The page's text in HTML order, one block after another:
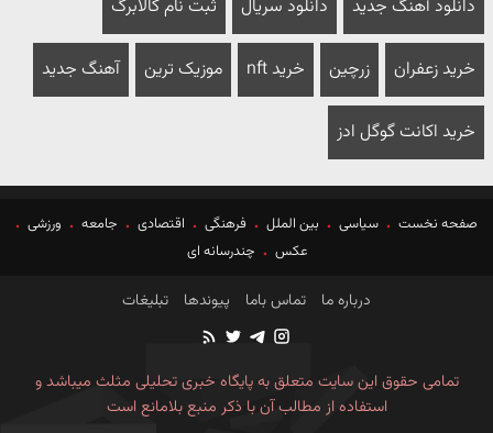
دانلود آهنگ جدید دانلود سریال ثبت نام کالابرگ
خرید زعفران زرچین خرید nft موزیک ترین آهنگ جدید
خرید اکانت گوگل ادز
صفحه نخست سیاسی بین الملل فرهنگی اقتصادی جامعه
ورزشی
عکس
چندرسانه ای
درباره ما تماس باما پیوندها تبلیغات
تمامی حقوق این سایت متعلق به پایگاه خبری تحلیلی مثلث میباشد و
استفاده از مطالب آن با ذکر منبع بلامانع است